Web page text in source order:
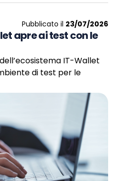
Pubblicato il 23/07/2026
apre ai test con le
IT-Wallet
di test per le